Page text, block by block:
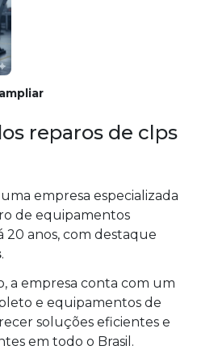
reparos de clps
empresa especializada
de equipamentos
20 anos, com destaque
.
a empresa conta com um
e equipamentos de
soluções eficientes e
em todo o Brasil.